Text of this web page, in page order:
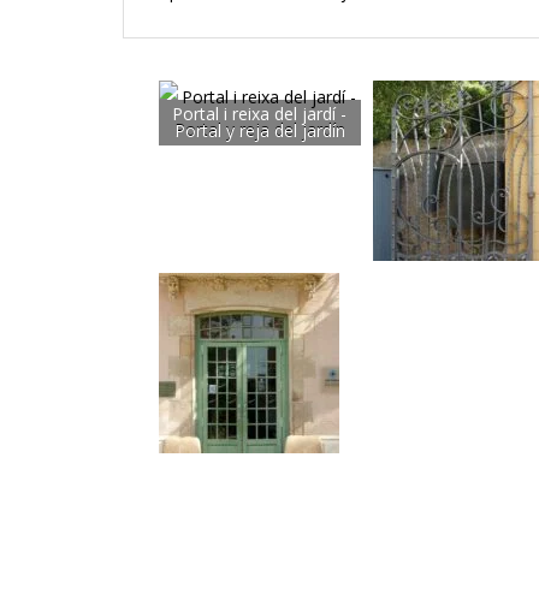
Portal i reixa del jardí -
Portal y reja del jardín